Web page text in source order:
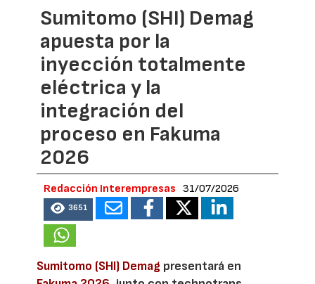
Sumitomo (SHI) Demag
apuesta por la
inyección totalmente
eléctrica y la
integración del
proceso en Fakuma
2026
Redacción Interempresas 31/07/2026
3651
Sumitomo (SHI) Demag presentará en